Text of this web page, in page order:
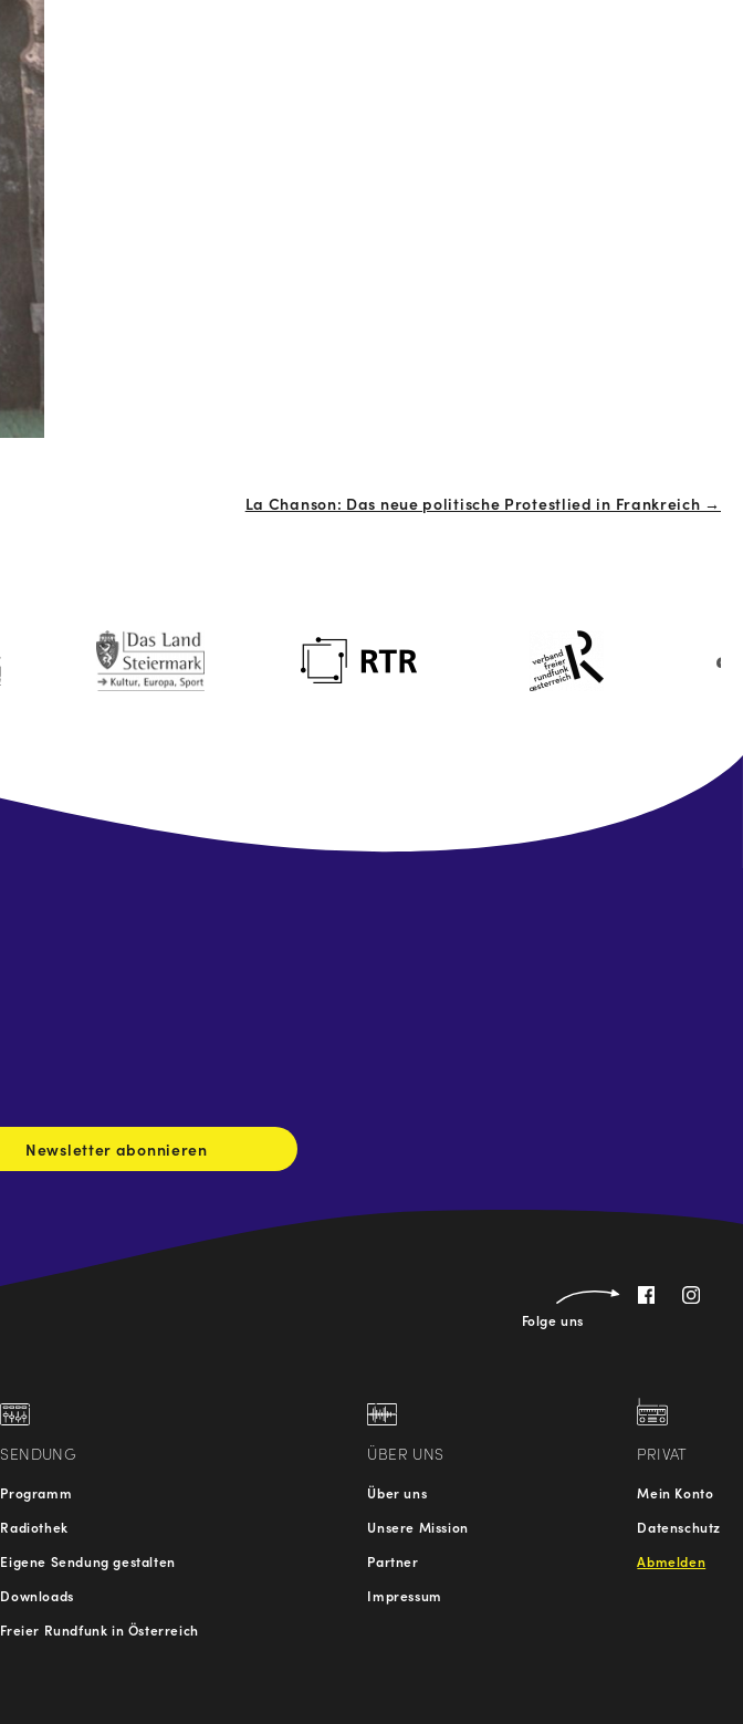
La Chanson: Das neue politische Protestlied in Frankreich →
Newsletter abonnieren
Folge uns
SENDUNG
Programm
Radiothek
Eigene Sendung gestalten
Downloads
Freier Rundfunk in Österreich
ÜBER UNS
Über uns
Unsere Mission
Partner
Impressum
PRIVAT
Mein Konto
Datenschutz
Abmelden